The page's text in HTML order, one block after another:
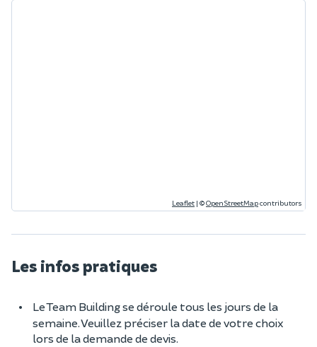
Leaflet | ©OpenStreetMapcontributors
Les infos pratiques
Le Team Building se déroule tous les jours de la
semaine. Veuillez préciser la date de votre choix
lors de la demande de devis.